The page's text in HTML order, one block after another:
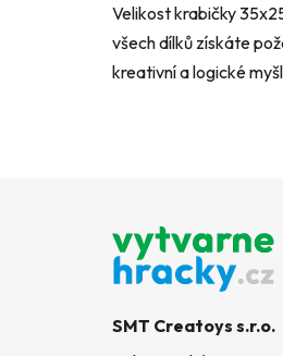
Velikost krabičky
všech dílků získáte
kreativní a logické
SMT Creatoys s.r.o.